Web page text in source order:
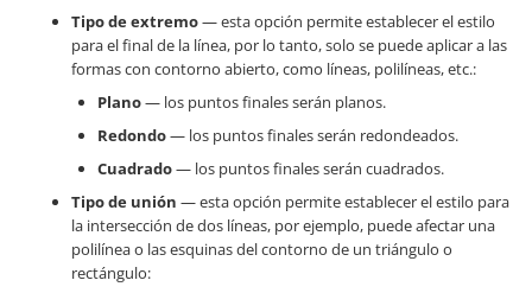
Tipo de extremo— esta opción permite establecer el estilo
para el final de la línea, por lo tanto, solo se puede aplicar a las
formas con contorno abierto, como líneas, polilíneas, etc.:
Plano— los puntos finales serán planos.
Redondo— los puntos finales serán redondeados.
Cuadrado— los puntos finales serán cuadrados.
Tipo de unión — esta opción permite establecer el estilo para
la intersección de dos líneas, por ejemplo, puede afectar una
polilínea o las esquinas del contorno de un triángulo o
rectángulo: